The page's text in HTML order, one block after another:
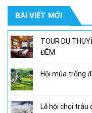
BÀI VIẾT MỚI
TOUR DU
ĐÊM
Hội múa trống
Lễ hội chọi trâu